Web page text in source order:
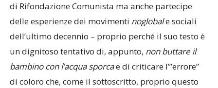
di Rifondazione Comunista ma anche partecipe
delle esperienze dei movimenti noglobale sociali
dell’ultimo decennio – proprio perché il suo testo è
un dignitoso tentativo di, appunto, non buttare il
bambino con l’acqua sporcae di criticare l’”errore”
di coloro che, come il sottoscritto, proprio questo